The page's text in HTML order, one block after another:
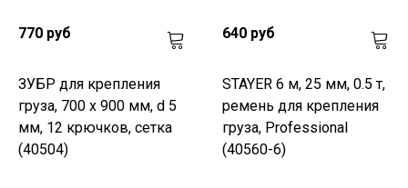
770 руб
ЗУБР для крепления
груза, 700 х 900 мм, d 5
мм, 12 крючков, сетка
(40504)
640 руб
STAYER 6 м, 25 мм, 0.5 т,
ремень для крепления
груза, Professional
(40560-6)